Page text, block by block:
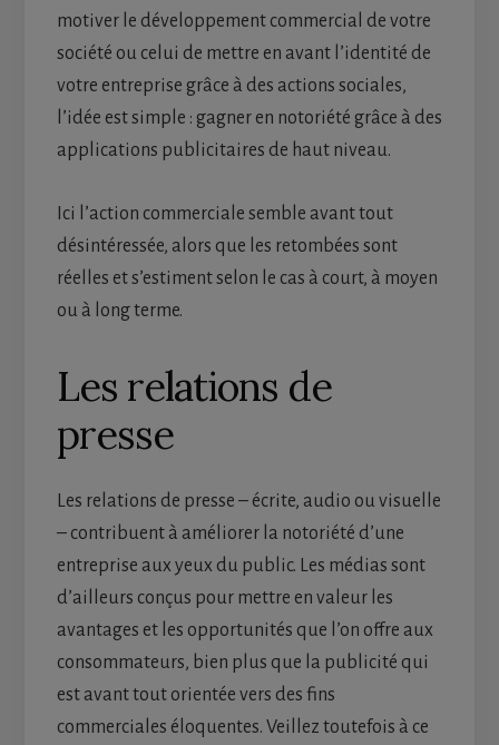
motiver le développement commercial de votre
société ou celui de mettre en avant l’identité de
votre entreprise grâce à des actions sociales,
l’idée est simple : gagner en notoriété grâce à des
applications publicitaires de haut niveau.
Ici l’action commerciale semble avant tout
désintéressée, alors que les retombées sont
réelles et s’estiment selon le cas à court, à moyen
ou à long terme.
Les relations de
presse
Les relations de presse – écrite, audio ou visuelle
– contribuent à améliorer la notoriété d’une
entreprise aux yeux du public. Les médias sont
d’ailleurs conçus pour mettre en valeur les
avantages et les opportunités que l’on offre aux
consommateurs, bien plus que la publicité qui
est avant tout orientée vers des fins
commerciales éloquentes. Veillez toutefois à ce